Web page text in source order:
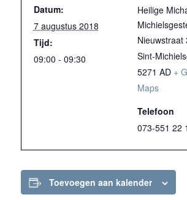
Datum:
7 augustus 2018
Tijd:
09:00 - 09:30
Heilige
Nieuwstraat
Sint-
5271 AD +
Maps
Telefoon
073-551 22
Toevoegen aan kalender